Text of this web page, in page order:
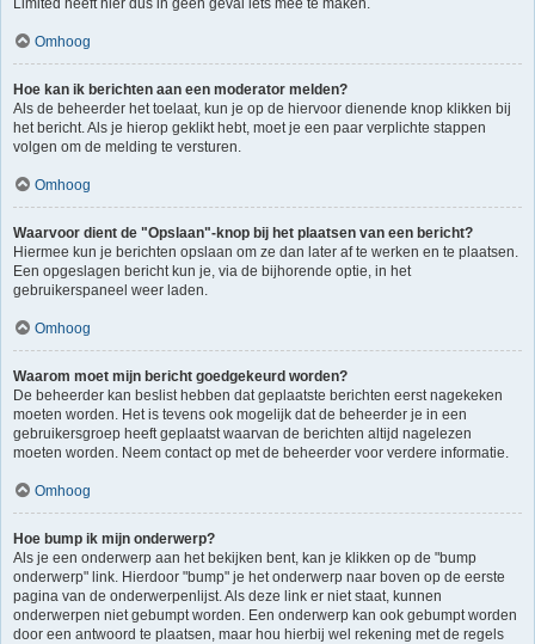
Limited heeft hier dus in geen geval iets mee te maken.
Omhoog
Hoe kan ik berichten aan een moderator melden?
Als de beheerder het toelaat, kun je op de hiervoor dienende knop klikken bij
het bericht. Als je hierop geklikt hebt, moet je een paar verplichte stappen
volgen om de melding te versturen.
Omhoog
Waarvoor dient de "Opslaan"-knop bij het plaatsen van een bericht?
Hiermee kun je berichten opslaan om ze dan later af te werken en te plaatsen.
Een opgeslagen bericht kun je, via de bijhorende optie, in het
gebruikerspaneel weer laden.
Omhoog
Waarom moet mijn bericht goedgekeurd worden?
De beheerder kan beslist hebben dat geplaatste berichten eerst nagekeken
moeten worden. Het is tevens ook mogelijk dat de beheerder je in een
gebruikersgroep heeft geplaatst waarvan de berichten altijd nagelezen
moeten worden. Neem contact op met de beheerder voor verdere informatie.
Omhoog
Hoe bump ik mijn onderwerp?
Als je een onderwerp aan het bekijken bent, kan je klikken op de "bump
onderwerp" link. Hierdoor "bump" je het onderwerp naar boven op de eerste
pagina van de onderwerpenlijst. Als deze link er niet staat, kunnen
onderwerpen niet gebumpt worden. Een onderwerp kan ook gebumpt worden
door een antwoord te plaatsen, maar hou hierbij wel rekening met de regels